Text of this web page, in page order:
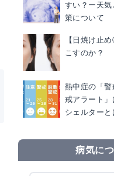
すい？ー天
策について
【日焼け止
こすのか？
熱中症の「
戒アラート
シェルターと
病気に